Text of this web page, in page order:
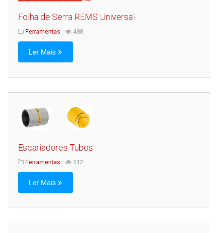
Folha de Serra REMS Universal
Ferramentas 488
Ler Mais
Escariadores Tubos
Ferramentas 512
Ler Mais